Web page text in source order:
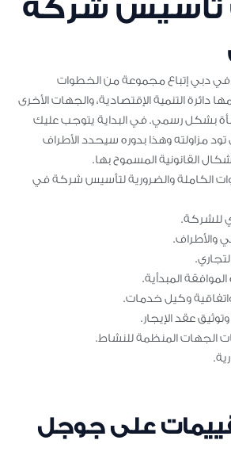
شركة
دبي إتباع مجموعة من الخطوات
دائرة التنمية الإقتصادية، والجهات الأخرى
بشكل رسمي. في البداية يتوجب عليك
مزاولته وهذا بدوره سيحدد الأطراف
القانونية المسموح بها.
الكاملة والضرورية لتأسيس شركة في
للشركة.
والأطراف.
المبدأية.
وكيل خدمات.
عقد الإيجار.
الجهات المنظمة للنشاط.
على جوجل